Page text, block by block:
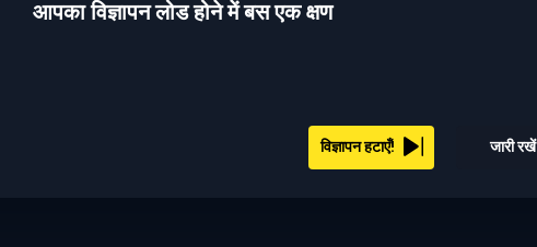
आपका विज्ञापन लोड होने में बस एक क्षण
जारी रखें
विज्ञापन हटाएँ!